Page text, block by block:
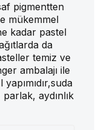
pigmentten
mükemmel
kadar pastel
da
temiz ve
ambalajı ile
aydınlık